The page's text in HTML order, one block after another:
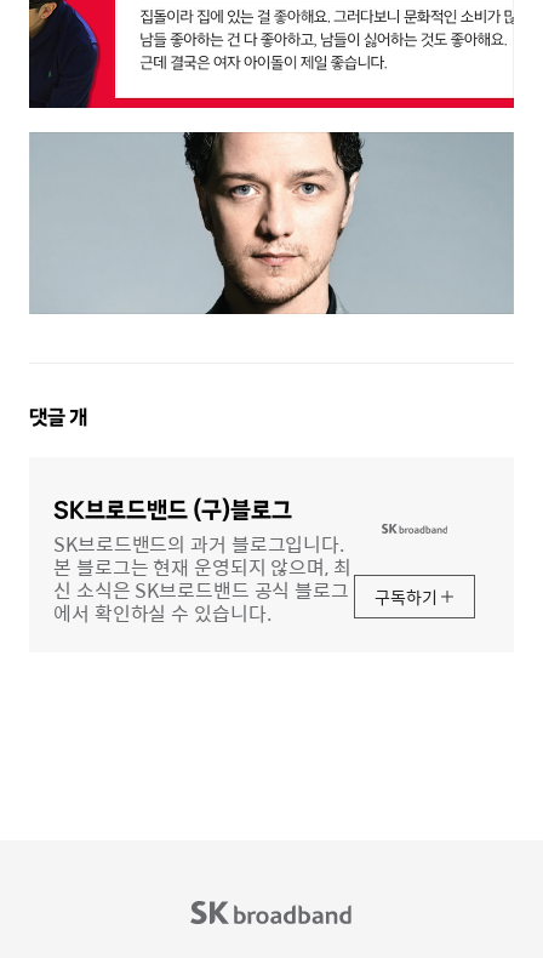
댓
댓글개
SK브로드밴드 (구)블로그
SK브로드밴드의 과거 블로그입니다.
본 블로그는 현재 운영되지 않으며, 최
신 소식은 SK브로드밴드 공식 블로그
에서 확인하실 수 있습니다.
구독하기